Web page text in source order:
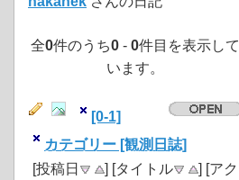
全0件のうち0 - 0件目を表示して
います。
[0-1]
カテゴリー [観測日誌]
[投稿日
] [タイトル
] [アク